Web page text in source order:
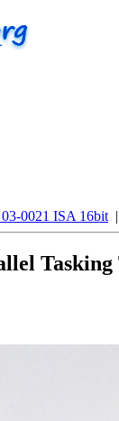
0021 ISA 16bit |